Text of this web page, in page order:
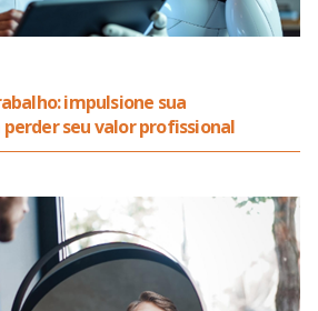
impulsione sua
seu valor profissional